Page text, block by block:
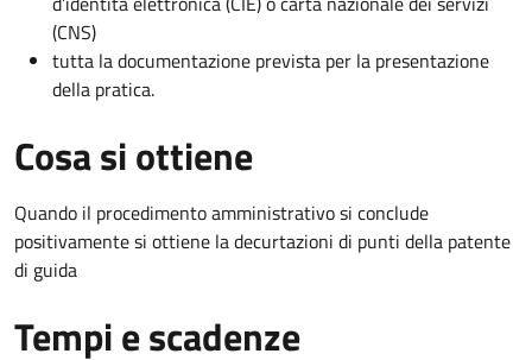
(CNS)
tutta la documentazione prevista per la presentazione
della pratica.
Cosa si ottiene
Quando il procedimento amministrativo si conclude
positivamente si ottiene la decurtazioni di punti della patente
di guida
Tempi e scadenze